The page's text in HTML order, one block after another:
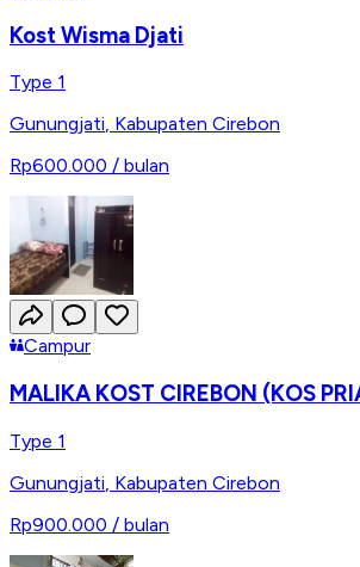
Kost Wisma Djati
Type 1
Gunungjati, Kabupaten Cirebon
Rp600.000 / bulan
Campur
MALIKA KOST CIREBON (KOS
Type 1
Gunungjati, Kabupaten Cirebon
Rp900.000 / bulan